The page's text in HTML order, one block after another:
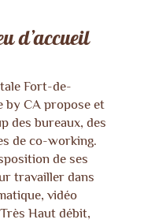
d’accueil
Fort-de-
by CA propose et
des bureaux, des
de co-working.
de ses
travailler dans
vidéo
Haut débit,